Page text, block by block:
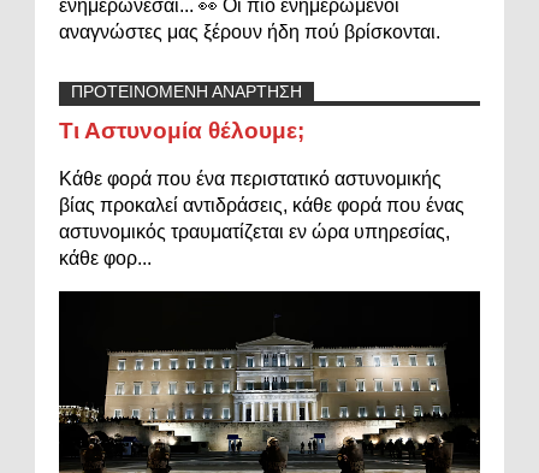
ενημερώνεσαι... 👀 Οι πιο ενημερωμένοι
αναγνώστες μας ξέρουν ήδη πού βρίσκονται.
ΠΡΟΤΕΙΝΟΜΕΝΗ ΑΝΑΡΤΗΣΗ
Τι Αστυνομία θέλουμε;
Κάθε φορά που ένα περιστατικό αστυνομικής
βίας προκαλεί αντιδράσεις, κάθε φορά που ένας
αστυνομικός τραυματίζεται εν ώρα υπηρεσίας,
κάθε φορ...